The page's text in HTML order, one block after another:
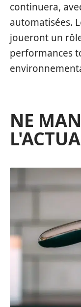
continuera,
automatisées.
joueront un
performances
NE